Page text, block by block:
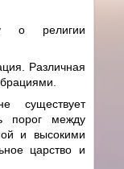
о религии
Различная
существует
порог между
и высокими
царство и